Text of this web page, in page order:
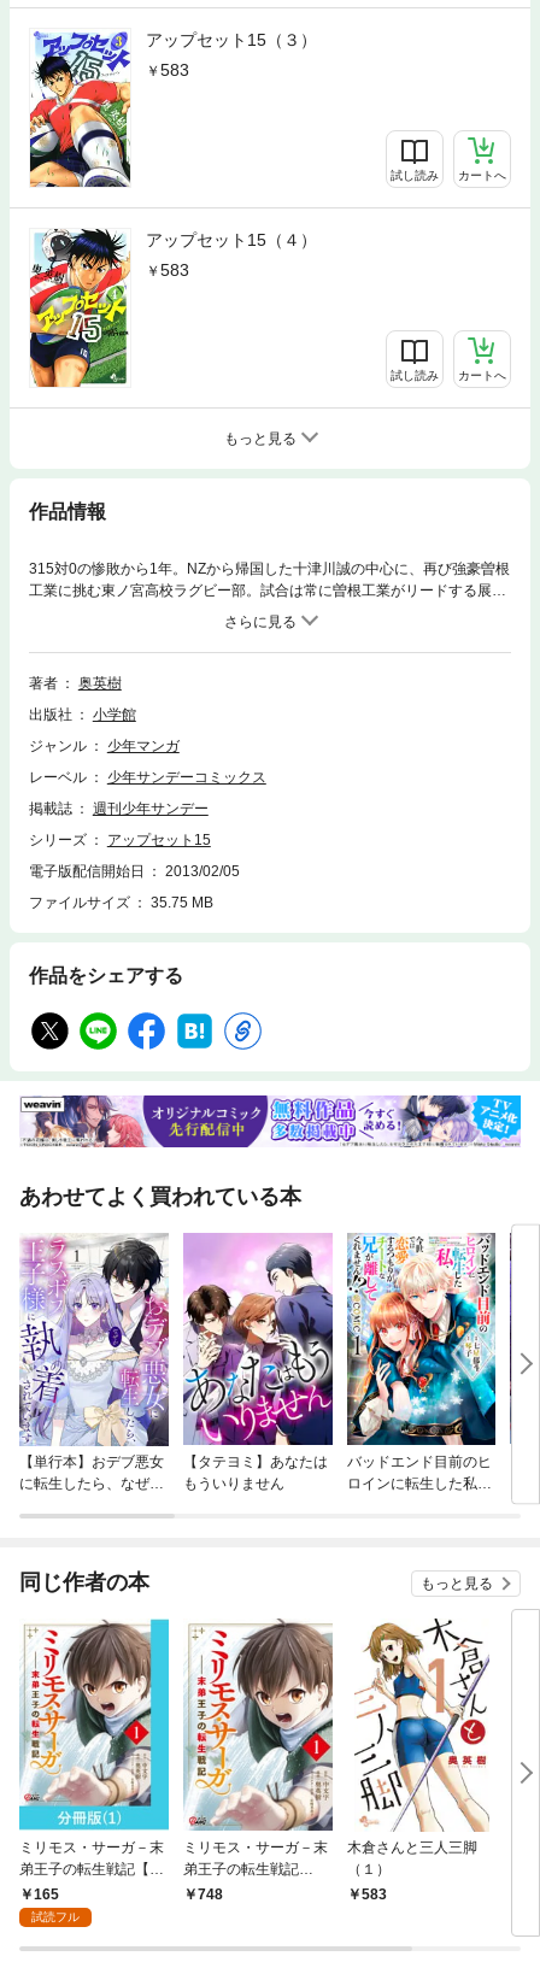
アップセット15（３）
583
試し読み カートへ
アップセット15（４）
583
試し読み カートへ
もっと見る
作品情報
315対0の惨敗から1年。NZから帰国した十津川誠の中心に、再び強豪曽根
工業に挑む東ノ宮高校ラグビー部。試合は常に曽根工業がリードする展開
だが、東ノ宮も全員の力を結集して喰い下がる！そして試合は運命の後半
へ！“無敵のノーペイン”は、奇跡を起こせるか？熱血高校ラグビー物語、
ここに堂々の完結！！
著者
奥英樹
出版社
小学館
ジャンル
少年マンガ
レーベル
少年サンデーコミックス
掲載誌
週刊少年サンデー
シリーズ
アップセット15
電子版配信開始日
2013/02/05
ファイルサイズ
35.75 MB
作品をシェアする
あわせてよく買われている本
【単行本】おデブ悪女
に転生したら、なぜか
【タテヨミ】あなたは
もういりません
バッドエンド目前のヒ
ロインに転生した私、
同じ作者の本 もっと見る
ミリモス・サーガ－末
弟王子の転生戦記【分
冊版】 （1）
165
試読フル
ミリモス・サーガ－末
弟王子の転生戦記
（1）
748
木倉さんと三人三脚
（１）
583